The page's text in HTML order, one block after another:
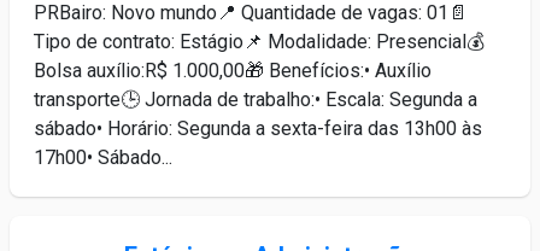
PRBairo: Novo mundo📍 Quantidade de vagas: 01📄
Tipo de contrato: Estágio📌 Modalidade: Presencial💰
Bolsa auxílio:R$ 1.000,00🎁 Benefícios:• Auxílio
transporte🕒 Jornada de trabalho:• Escala: Segunda a
sábado• Horário: Segunda a sexta-feira das 13h00 às
17h00• Sábado...